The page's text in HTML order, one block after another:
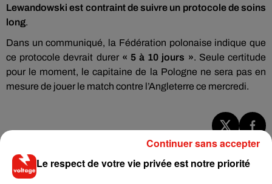
Lewandowski est contraint de suivre un protocole de soins
long.
Dans un communiqué, la Fédération polonaise indique que
ce protocole devrait durer « 5 à 10 jours ». Seule certitude
pour le moment, le capitaine de la Pologne ne sera pas en
mesure de jouer le match contre l’Angleterre ce mercredi.
Le respect de votre vie privée est notre priorité
Continuer sans accepter